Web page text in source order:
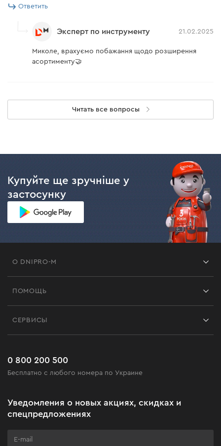
Ответить
Эксперт по инструменту 21.02.2025
Миколе, врахуємо побажання щодо розширення
асортименту🤝
Читать все вопросы
Купуйте ще зручніше у
застосунку
О DNIPRO-M
Черная пятница
Клуб мастерства
ПОМОЩЬ
Часто задаваемые вопросы
СЕРВИСЫ
0 800 200 500
Бесплатно с любого номера по Украине
Уведомления о новых акциях, скидках и
спецпредложениях